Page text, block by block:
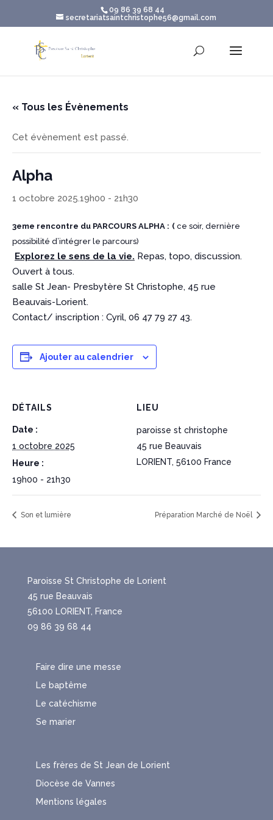
09 86 39 68 44
secretariatsaintchristophe56@gmail.com
« Tous les Évènements
Cet évènement est passé.
Alpha
1 octobre 2025.19h00 - 21h30
3eme rencontre du PARCOURS ALPHA : ( ce soir, dernière
possibilité d’intégrer le parcours)
Explorez le sens de la vie. Repas, topo, discussion.
Ouvert à tous.
salle St Jean- Presbytère St Christophe, 45 rue
Beauvais-Lorient.
Contact/ inscription : Cyril, 06 47 79 27 43.
Ajouter au calendrier
DÉTAILS
Date :
1 octobre 2025
Heure :
19h00 - 21h30
LIEU
paroisse st christophe
45 rue Beauvais
LORIENT, 56100 France
Son et lumière Préparation Marché de Noël
Paroisse St Christophe de Lorient
45 rue Beauvais
56100 LORIENT, France
09 86 39 68 44
Faire dire une messe
Le baptême
Le catéchisme
Se marier
Les frères de St Jean de Lorient
Diocèse de Vannes
Mentions légales